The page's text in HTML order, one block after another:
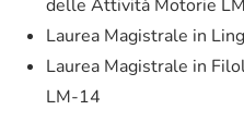
delle Attività Motorie
Laurea Magistrale in
Laurea Magistrale in
LM-14